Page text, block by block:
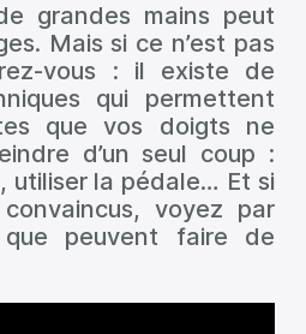
grandes mains peut
Mais si ce n’est pas
vous : il existe de
qui permettent
que vos doigts ne
d’un seul coup :
utiliser la pédale… Et si
voyez par
que peuvent faire de